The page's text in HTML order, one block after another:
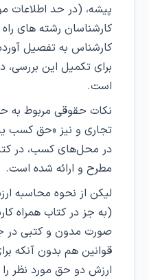
پیشه، (در حد اطلاعات
کارشناسان رشته های
کارشناس به تفصیل
برای تکمیل این بررسی،
است.
نکات حقوقی مربوط به
تجاری و نیز «حق کسب
در محل‌های کسب، در
مطرح و ارائه شده است.
لیکن از نحوه محاسبه
(به جز در کتاب همراه
صورت مدون و کتبی در
قوانین هم بدون آنکه
ارزش دو حق مورد نظر